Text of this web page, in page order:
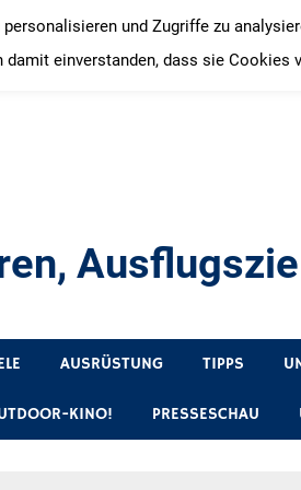
AUSRÜSTUNG TIPPS
KINO! PRESSESCHAU
und Zugriffe zu
einverstanden, dass sie Cookies